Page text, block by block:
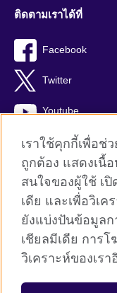
ติดตามเราได้ที่
Facebook
Twitter
Youtube
British Council global
Privacy and terms
Terms and conditions
คุกกี้
Sitemap
เราใช้คุกกี้เพื่อช่
ถูกต้อง แสดงเนื้
สนใจของผู้ใช้ เ
เดีย และเพื่อวิเค
ยังแบ่งปันข้อมูลก
เชียลมีเดีย การ
วิเคราะห์ของเรา